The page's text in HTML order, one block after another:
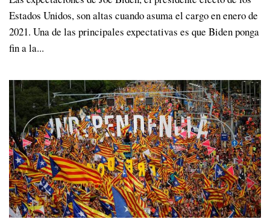
Estados Unidos, son altas cuando asuma el cargo en enero de
2021. Una de las principales expectativas es que Biden ponga
fin a la...